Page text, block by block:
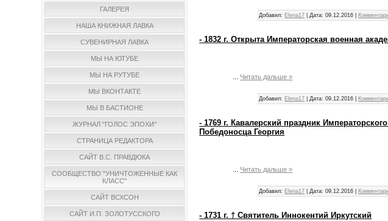
ГАЛЕРЕЯ
НАША КНИЖНАЯ ЛАВКА
СУВЕНИРНАЯ ЛАВКА
МЫ НА ЮТУБЕ
МЫ НА РУТУБЕ
МЫ ВКОНТАКТЕ
МЫ В БАСТИОНЕ
ЖУРНАЛ "ГОЛОС ЭПОХИ"
СТРАНИЦА РЕДАКТОРА
САЙТ В.С. ПРАВДЮКА
СООБЩЕСТВО "УНИЧТОЖЕННЫЕ КАК
КЛАСС"
САЙТ ВСХСОН
САЙТ И.П. ЗОЛОТУССКОГО
Добавил: Elena17 |Дата: 09.12.2016
- 1832 г. Открыта Императорская военная
... Читать дальше »
Добавил: Elena17 |Дата: 09.12.2016
- 1769 г. Кавалерский праздник
Победоносца Георгия
... Читать дальше »
Добавил: Elena17 |Дата: 09.12.2016
- 1731 г. † Святитель Иннокентий Иркутский